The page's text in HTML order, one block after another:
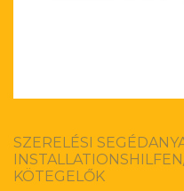
SZERELÉSI
KÖTEGELŐK